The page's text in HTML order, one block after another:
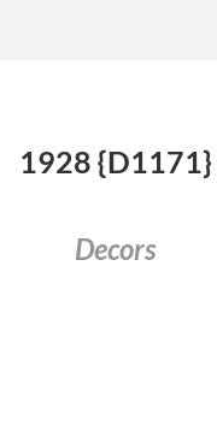
1928 {D1171}
Decors